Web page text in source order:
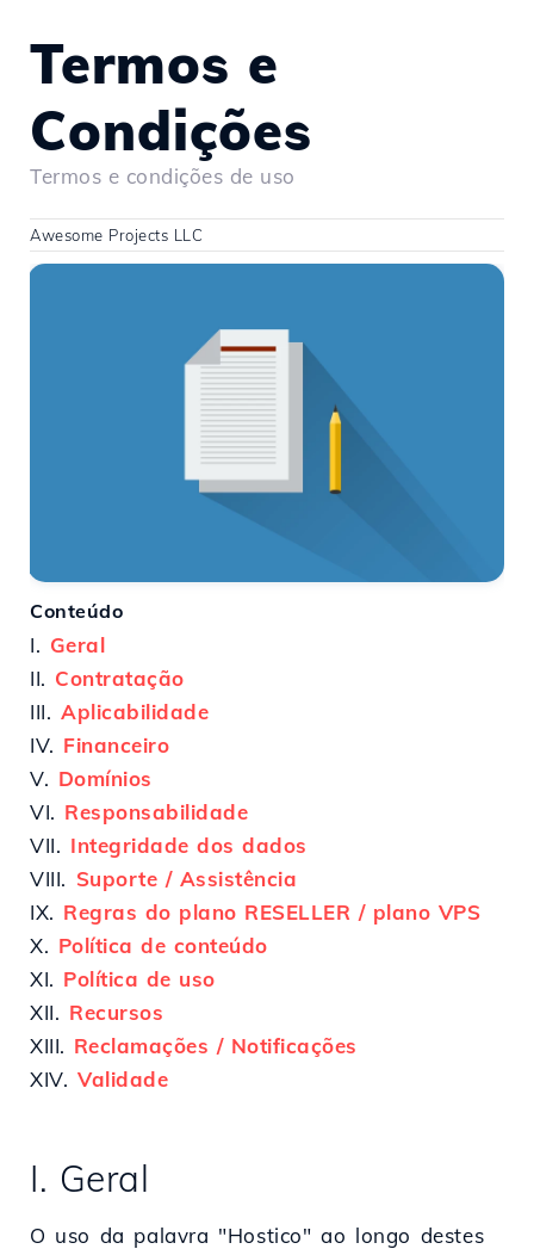
Termos e
Condições
Termos e condições de uso
Awesome Projects LLC
Conteúdo
I. Geral
II. Contratação
III. Aplicabilidade
IV. Financeiro
V. Domínios
VI. Responsabilidade
VII. Integridade dos dados
VIII. Suporte / Assistência
IX. Regras do plano RESELLER / plano VPS
X. Política de conteúdo
XI. Política de uso
XII. Recursos
XIII. Reclamações / Notificações
XIV. Validade
I. Geral
O uso da palavra "Hostico" ao longo destes